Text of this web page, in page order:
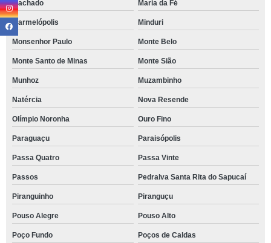
Machado Maria da Fé
Marmelópolis Minduri
Monsenhor Paulo Monte Belo
Monte Santo de Minas Monte Sião
Munhoz Muzambinho
Natércia Nova Resende
Olímpio Noronha Ouro Fino
Paraguaçu Paraisópolis
Passa Quatro Passa Vinte
Passos Pedralva Santa Rita do Sapucaí
Piranguinho Piranguçu
Pouso Alegre Pouso Alto
Poço Fundo Poços de Caldas